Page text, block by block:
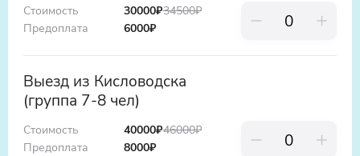
Стоимость
Предоплата
30000₽34500₽
6000₽
Выезд из Кисловодска
(группа 7-8 чел)
Стоимость
Предоплата
40000₽46000₽
8000₽